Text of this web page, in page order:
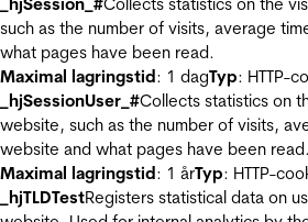
such as the number of visits, average
what pages have been read.
Maximal lagringstid: 1 dagTyp: HTTP-
_hjSessionUser_#Collects statistics on
website, such as the number of visits,
website and what pages have been read.
Maximal lagringstid: 1 årTyp: HTTP-
_hjTLDTestRegisters statistical data on